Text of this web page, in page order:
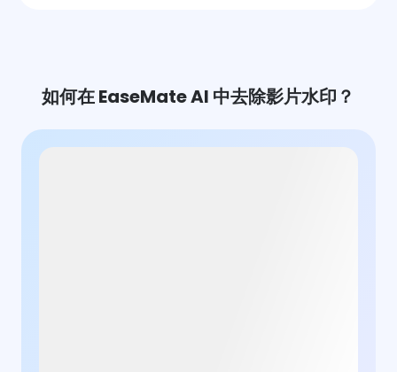
如何在 EaseMate AI 中去除影片水印？